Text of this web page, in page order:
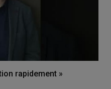
rapidement »